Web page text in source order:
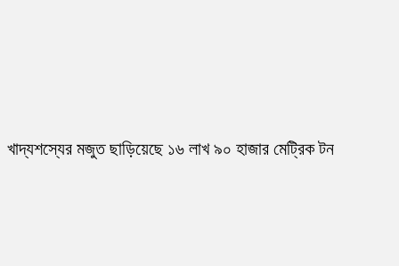
খাদ্যশস্যের মজুত ছাড়িয়েছে ১৬ লাখ ৯০ হাজার মেট্রিক টন